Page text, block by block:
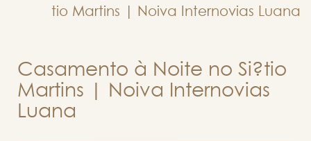
tio Martins | Noiva Internovias Luana
Casamento à Noite no Si?tio
Martins | Noiva Internovias
Luana